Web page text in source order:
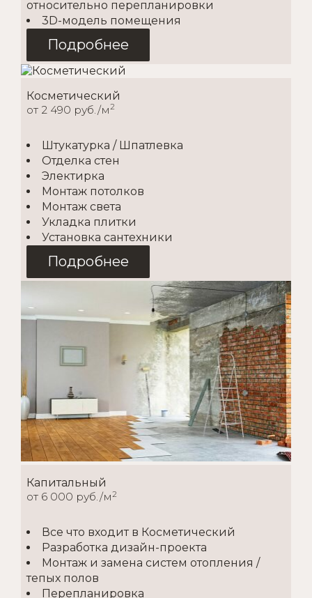
относительно перепланировки
3D-модель помещения
Подробнее
Косметический
от 2 490 руб./м2
Штукатурка / Шпатлевка
Отделка стен
Электирка
Монтаж потолков
Монтаж света
Укладка плитки
Установка сантехники
Подробнее
Капитальный
от 6 000 руб./м2
Все что входит в Косметический
Разработка дизайн-проекта
Монтаж и замена систем отопления /
тепых полов
Перепланировка